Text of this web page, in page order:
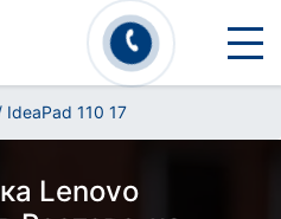
IdeaPad 110 17
Lenovo